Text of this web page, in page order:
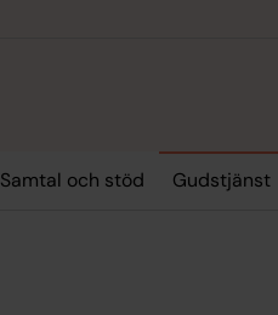
Samtal och stöd Gudstjänst